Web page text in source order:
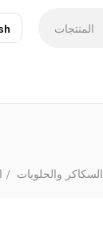
المنتجات
السكاكر والحلويات